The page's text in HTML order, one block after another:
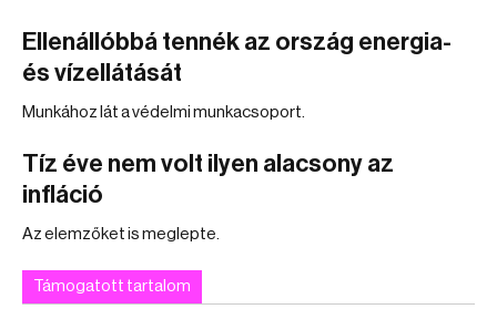
Ellenállóbbá tennék az ország energia-
és vízellátását
Munkához lát a védelmi munkacsoport.
Tíz éve nem volt ilyen alacsony az
infláció
Az elemzőket is meglepte.
Támogatott tartalom